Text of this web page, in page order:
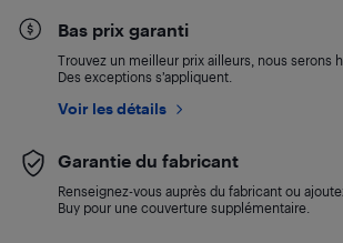
Bas prix garanti
Trouvez un meilleur prix ailleurs, nous serons
Des exceptions s’appliquent.
Voir les détails
Garantie du fabricant
Renseignez-vous auprès du fabricant ou
Buy pour une couverture supplémentaire.